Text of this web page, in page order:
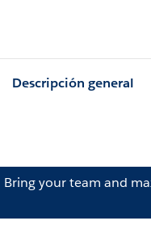
Descripción general
Bring your team and